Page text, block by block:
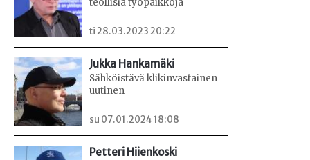
ti 28.03.2023 20:22
Jukka Hankamäki
Sähköistävä klikinvastainen
uutinen
su 07.01.2024 18:08
Petteri Hiienkoski